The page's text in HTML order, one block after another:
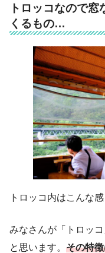
トロッコなので
くるもの…
トロッコ内はこんな感
みなさんが「トロッ
と思います。 その特